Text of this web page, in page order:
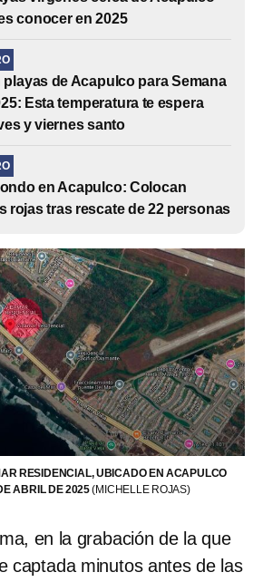
conocer en 2025
playas de Acapulco para Semana
Esta temperatura te espera
y viernes santo
en Acapulco: Colocan
rojas tras rescate de 22 personas
RESIDENCIAL, UBICADO EN ACAPULCO
ABRIL DE 2025(MICHELLE ROJAS)
en la grabación de la que
captada minutos antes de las